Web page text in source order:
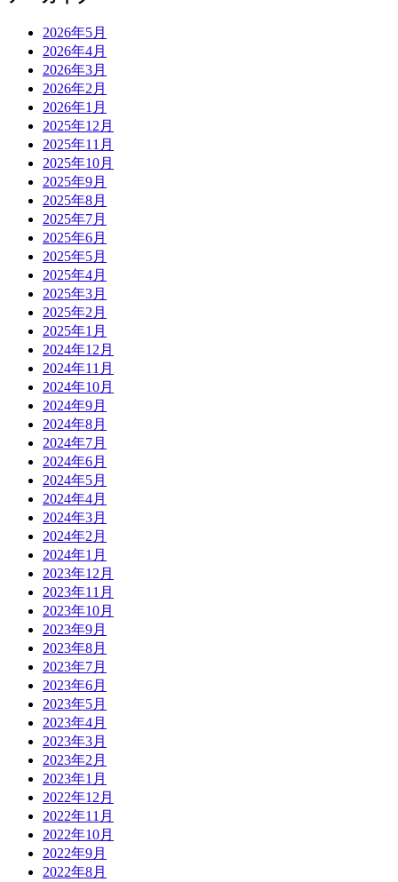
2026年5月
2026年4月
2026年3月
2026年2月
2026年1月
2025年12月
2025年11月
2025年10月
2025年9月
2025年8月
2025年7月
2025年6月
2025年5月
2025年4月
2025年3月
2025年2月
2025年1月
2024年12月
2024年11月
2024年10月
2024年9月
2024年8月
2024年7月
2024年6月
2024年5月
2024年4月
2024年3月
2024年2月
2024年1月
2023年12月
2023年11月
2023年10月
2023年9月
2023年8月
2023年7月
2023年6月
2023年5月
2023年4月
2023年3月
2023年2月
2023年1月
2022年12月
2022年11月
2022年10月
2022年9月
2022年8月